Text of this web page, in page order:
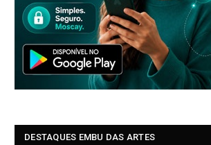
DESTAQUES EMBU DAS ARTES